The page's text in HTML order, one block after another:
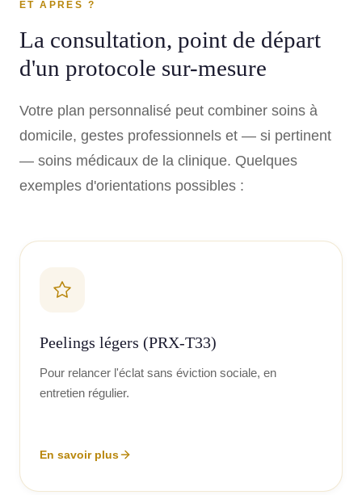
deux fois par an pour faire évoluer leur routine avec leur
ET APRÈS ?
La consultation, point de départ
d'un protocole sur-mesure
Votre plan personnalisé peut combiner soins à
domicile, gestes professionnels et — si pertinent
— soins médicaux de la clinique. Quelques
exemples d'orientations possibles :
Peelings légers (PRX-T33)
Pour relancer l'éclat sans éviction sociale, en
entretien régulier.
En savoir plus